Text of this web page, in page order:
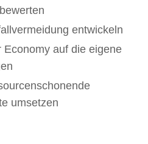
entwickeln
auf die eigene
umsetzen